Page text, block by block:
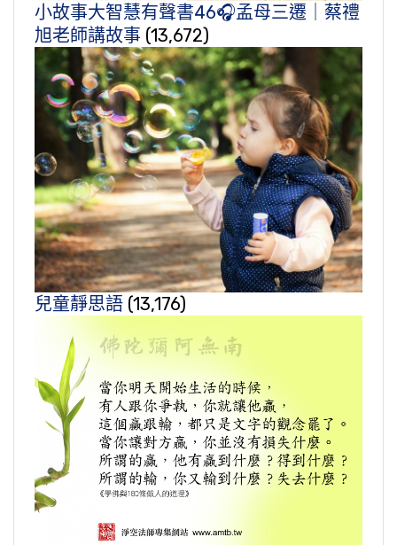
小故事大智慧有聲書46🎧孟母三遷｜蔡禮
旭老師講故事 (13,672)
兒童靜思語 (13,176)